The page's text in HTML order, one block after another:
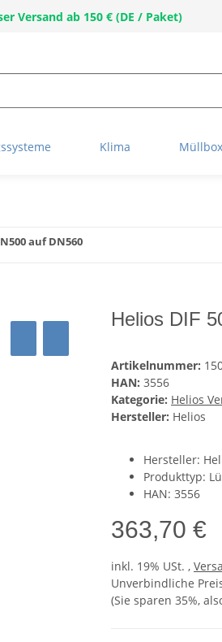
Versand ab 150 € (DE / Paket)
Klima
auf DN560
Helios DIF
Artikelnummer:
HAN: 3556
Kategorie: Helios
Hersteller: Helios
Hersteller:
Produkttyp:
HAN: 3556
363,70 €
inkl. 19% USt. ,
Unverbindliche
(Sie sparen 35%,